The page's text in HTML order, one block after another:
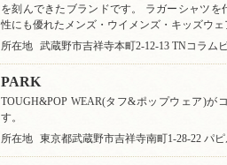
を刻んできたブランドです。 ラガーシャツ
性にも優れたメンズ・ウイメンズ・キッズウ
所在地
武蔵野市吉祥寺本町2-12-13 TNコラム
PARK
TOUGH&POP WEAR(タフ&ポップウェア)が
す。
所在地
東京都武蔵野市吉祥寺南町1-28-22 パ